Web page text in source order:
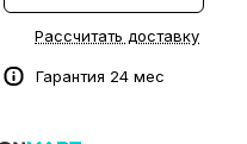
Рассчитать доставку
Гарантия 24 мес